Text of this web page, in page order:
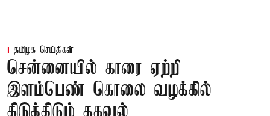
தமிழக செய்திகள்
சென்னையில் காரை ஏற்றி
இளம்பெண் கொலை வழக்கில்